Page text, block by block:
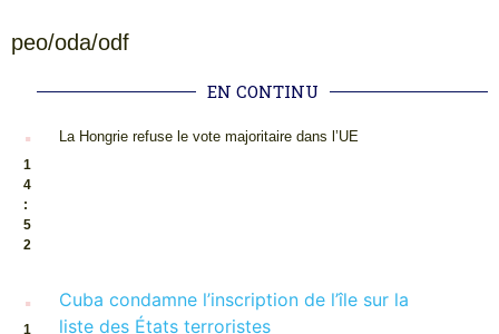
peo/oda/odf
EN CONTINU
.
1
4
:
5
2
La Hongrie refuse le vote majoritaire dans l’UE
.
1
Cuba condamne l’inscription de l’île sur la
liste des États terroristes